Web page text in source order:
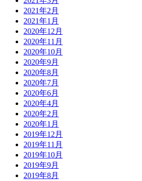
2021年2月
2021年1月
2020年12月
2020年11月
2020年10月
2020年9月
2020年8月
2020年7月
2020年6月
2020年4月
2020年2月
2020年1月
2019年12月
2019年11月
2019年10月
2019年9月
2019年8月